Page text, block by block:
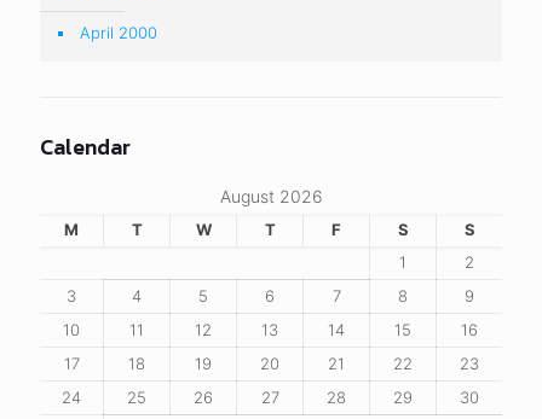
April 2000
Calendar
August 2026
M T W T F S
S
1
2
3
4 5 6 7 8
9
10
11 12 13 14 15
16
17
18 19 20 21 22
23
24
25 26 27 28 29
30